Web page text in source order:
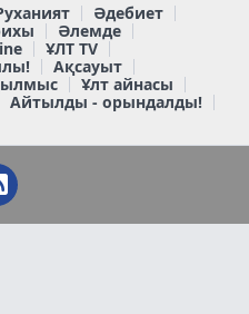
Әдебиет
Әлемде
ҰЛТ TV
Ақсауыт
Ұлт айнасы
Айтылды - орындалды!